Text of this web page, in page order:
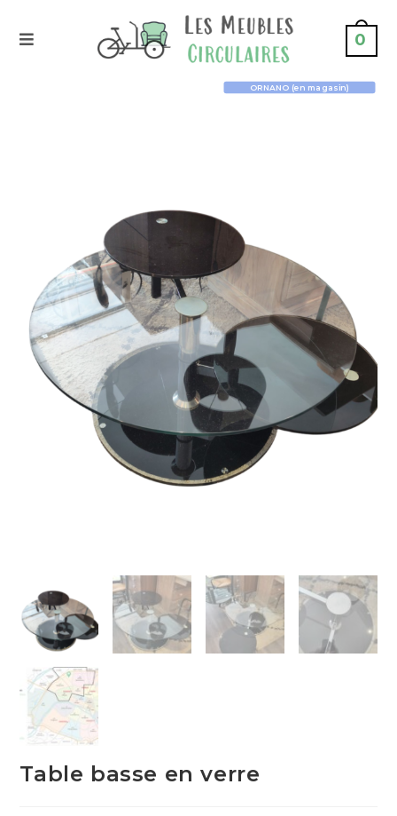
0
ORNANO (en magasin)
Table basse en verre